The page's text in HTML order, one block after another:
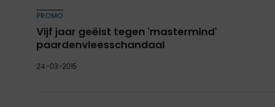
PROMO
Vijf jaar geëist tegen 'mastermind'
paardenvleesschandaal
24-03-2015